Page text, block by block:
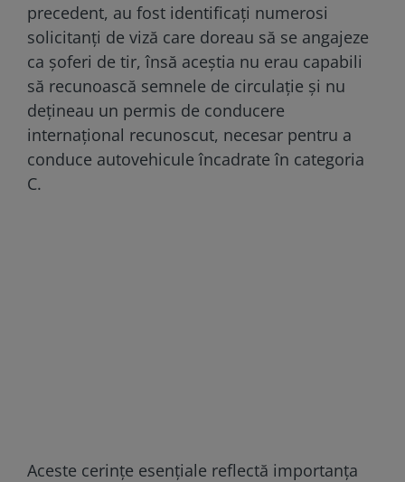
precedent, au fost identificați numerosi
solicitanți de viză care doreau să se angajeze
ca șoferi de tir, însă aceștia nu erau capabili
să recunoască semnele de circulație și nu
dețineau un permis de conducere
internațional recunoscut, necesar pentru a
conduce autovehicule încadrate în categoria
C.
Aceste cerințe esențiale reflectă importanța